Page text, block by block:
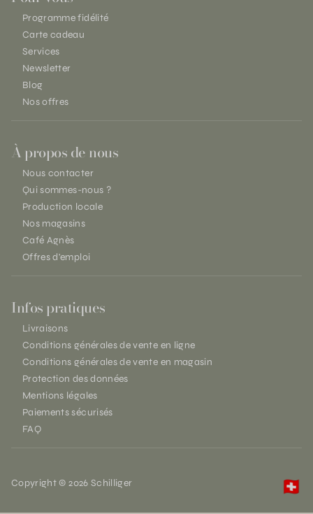
Programme fidélité
Carte cadeau
Services
Newsletter
Blog
Nos offres
À propos de nous
Nous contacter
Qui sommes-nous ?
Production locale
Nos magasins
Café Agnès
Offres d'emploi
Infos pratiques
Livraisons
Conditions générales de vente en ligne
Conditions générales de vente en magasin
Protection des données
Mentions légales
Paiements sécurisés
FAQ
Copyright © 2026 Schilliger 🇨🇭